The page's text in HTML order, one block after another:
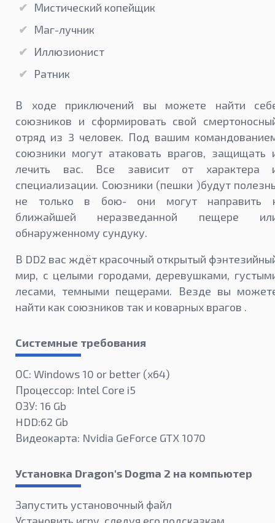
Мистический копейщик
Маг-лучник
Иллюзионист
Ратник
В ходе приключений вы можете найти
союзников и сформировать свой
отряд из 3 человек. Под вашим
союзники могут атаковать врагов, защищать
лечить вас. Все зависит от характера
специализации. Союзники (пешки )будут
не только в бою- они могут направить
ближайшей неразведанной пещере
обнаруженному сундуку.
В DD2 вас ждёт красочный открытый
мир, с целыми городами, деревушками,
лесами, темными пещерами. Везде вы
найти как союзников так и коварных врагов .
Системные требования
ОС: Windows 10 or better (х64)
Процессор: Intel Core i5
ОЗУ: 16 Gb
HDD:62 Gb
Видеокарта: Nvidia GeForce GTX 1070
Установка Dragon's Dogma 2 на компьютер
Запустить установочный файл